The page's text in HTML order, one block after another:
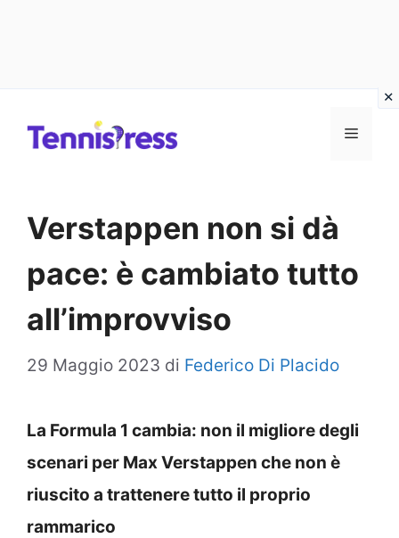
MENU
Verstappen non si dà
pace: è cambiato tutto
all’improvviso
29 Maggio 2023 di Federico Di Placido
La Formula 1 cambia: non il migliore degli
scenari per Max Verstappen che non è
riuscito a trattenere tutto il proprio
rammarico